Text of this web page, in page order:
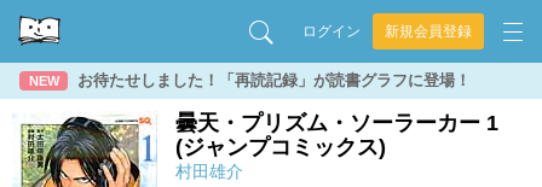
ログイン 新規会員登録
NEW お待たせしました！「再読記録」が読書グラフに登場！
曇天・プリズム・ソーラーカー 1
(ジャンプコミックス)
村田雄介